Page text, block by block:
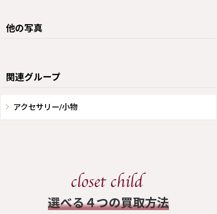
他の写真
関連グループ
アクセサリー/小物
​選べる４つの買取方法